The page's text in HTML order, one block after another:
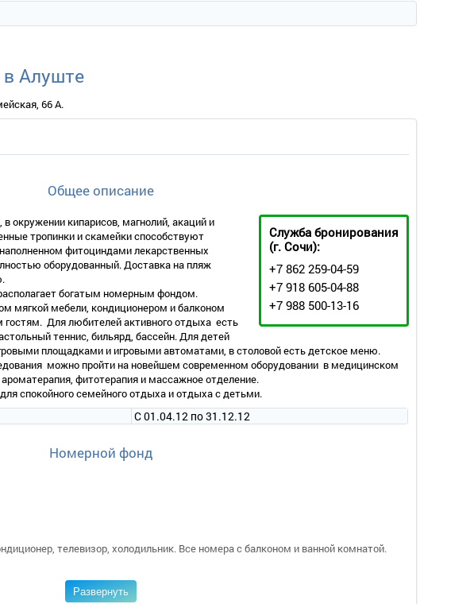
в Алуште
66 А.
Общее описание
Служба бронирования
(г. Сочи):
+7 862 259-04-59
+7 918 605-04-88
+7 988 500-13-16
окружении кипарисов, магнолий, акаций и
тропинки и скамейки способствуют
фитоциндами лекарственных
оборудованный. Доставка на пляж
богатым номерным фондом.
мягкой мебели, кондиционером и балконом
Для любителей активного отдыха есть
теннис, бильярд, бассейн. Для детей
площадками и игровыми автоматами, в столовой есть детское меню.
можно пройти на новейшем современном оборудовании в медицинском
фитотерапия и массажное отделение.
спокойного семейного отдыха и отдыха с детьми.
С 01.04.12 по 31.12.12
Номерной фонд
телевизор, холодильник. Все номера с балконом и ванной комнатой.
Развернуть